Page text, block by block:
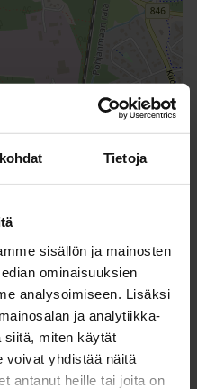
Tietoja
sisällön ja mainosten
ominaisuuksien
analysoimiseen. Lisäksi
ja analytiikka-
siitä, miten käytät
voivat yhdistää näitä
antanut heille tai joita on
PALVELUT